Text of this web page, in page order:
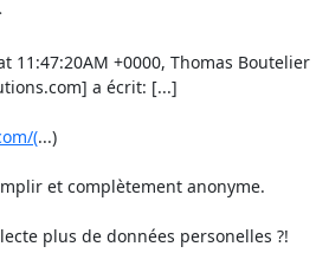
11:47:20AM +0000, Thomas Boutelier
a écrit: [...]
(...)
et complètement anonyme.
plus de données personelles ?!